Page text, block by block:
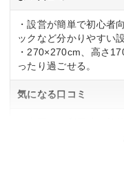
・設営が簡単で初心者
ックなど分かりやすい設
・270×270cm、高さ
ったり過ごせる。
気になる口コミ
が残る可能性あり。冷